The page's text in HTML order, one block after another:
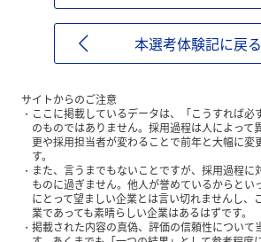
本選考体験記に戻る
サイトからのご注意
ここに掲載しているデータは、「こうすれば必
のものではありません。採用過程は人によって
更や採用担当者が変わることで前年と大幅に変
す。
また、言うまでもないことですが、採用過程に
ものに過ぎません。他人が誉めているからとい
にとって望ましい企業とは言い切れませんし、
業であっても素晴らしい企業はあるはずです。
掲載された内容の真偽、評価の信頼性について